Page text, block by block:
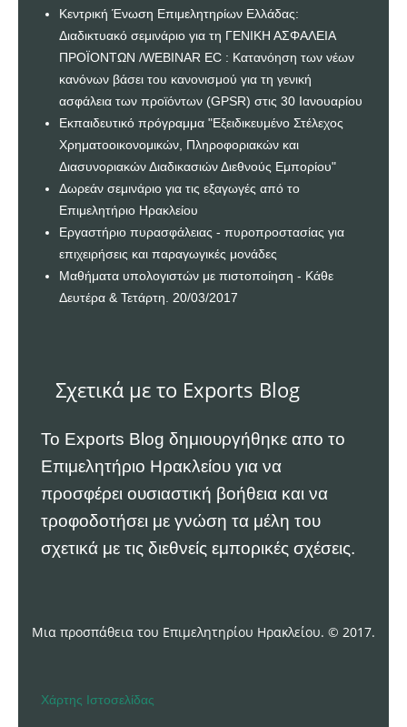
Κεντρική Ένωση Επιμελητηρίων Ελλάδας:
Διαδικτυακό σεμινάριο για τη ΓΕΝΙΚΗ ΑΣΦΑΛΕΙΑ
ΠΡΟΪΟΝΤΩΝ /WEBINAR EC : Κατανόηση των νέων
κανόνων βάσει του κανονισμού για τη γενική
ασφάλεια των προϊόντων (GPSR) στις 30 Ιανουαρίου
Εκπαιδευτικό πρόγραμμα "Εξειδικευμένο Στέλεχος
Χρηματοοικονομικών, Πληροφοριακών και
Διασυνοριακών Διαδικασιών Διεθνούς Εμπορίου"
Δωρεάν σεμινάριο για τις εξαγωγές από το
Επιμελητήριο Ηρακλείου
Εργαστήριο πυρασφάλειας - πυροπροστασίας για
επιχειρήσεις και παραγωγικές μονάδες
Μαθήματα υπολογιστών με πιστοποίηση - Κάθε
Δευτέρα & Τετάρτη. 20/03/2017
Σχετικά με το Exports Blog
Το Exports Blog δημιουργήθηκε απο το
Επιμελητήριο Ηρακλείου για να
προσφέρει ουσιαστική βοήθεια και να
τροφοδοτήσει με γνώση τα μέλη του
σχετικά με τις διεθνείς εμπορικές σχέσεις.
Μια προσπάθεια του Επιμελητηρίου Ηρακλείου. © 2017.
Χάρτης Ιστοσελίδας